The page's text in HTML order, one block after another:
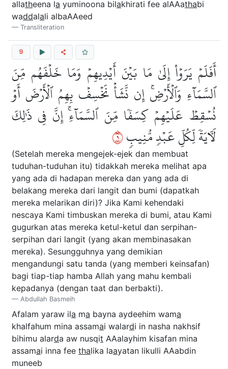
allatheena la yuminoona bilakhirati fee alAAathabi
waddalali albaAAeed
Transliteration
9
أَفَلَمۡ يَرَوۡاْ إِلَىٰ مَا بَيۡنَ أَيۡدِيهِمۡ وَمَا خَلۡفَهُم مِّنَ
ٱلسَّمَآءِ وَٱلۡأَرۡضِۚ إِن نَّشَأۡ نَخۡسِفۡ بِهِمُ ٱلۡأَرۡضَ أَوۡ
نُسۡقِطۡ عَلَيۡهِمۡ كِسَفٗا مِّنَ ٱلسَّمَآءِۚ إِنَّ فِي ذَٰلِكَ
لَأٓيَةٗ لِّكُلِّ عَبۡدٖ مُّنِيبٖ٩
(Setelah mereka mengejek-ejek dan membuat
tuduhan-tuduhan itu) tidakkah mereka melihat apa
yang ada di hadapan mereka dan yang ada di
belakang mereka dari langit dan bumi (dapatkah
mereka melarikan diri)? Jika Kami kehendaki
nescaya Kami timbuskan mereka di bumi, atau Kami
gugurkan atas mereka ketul-ketul dan serpihan-
serpihan dari langit (yang akan membinasakan
mereka). Sesungguhnya yang demikian
mengandungi satu tanda (yang memberi keinsafan)
bagi tiap-tiap hamba Allah yang mahu kembali
kepadanya (dengan taat dan berbakti).
Abdullah Basmeih
Afalam yaraw ila ma bayna aydeehim wama
khalfahum mina assamai walardi in nasha nakhsif
bihimu alarda aw nusqit AAalayhim kisafan mina
assamai inna fee thalika laayatan likulli AAabdin
muneeb